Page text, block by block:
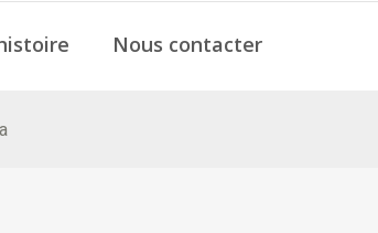
Nous contacter